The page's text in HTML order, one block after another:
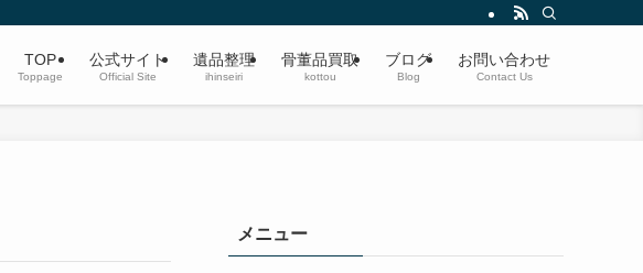
を行っています。遺品整理・生前整理・蔵の整理・空き家整理〜ブランド品、切手、楽器、時計、
TOP
Toppage
公式サイト
Official Site
遺品整理
ihinseiri
骨董品買取
kottou
ブログ
Blog
お問い合わせ
Contact Us
メニュー